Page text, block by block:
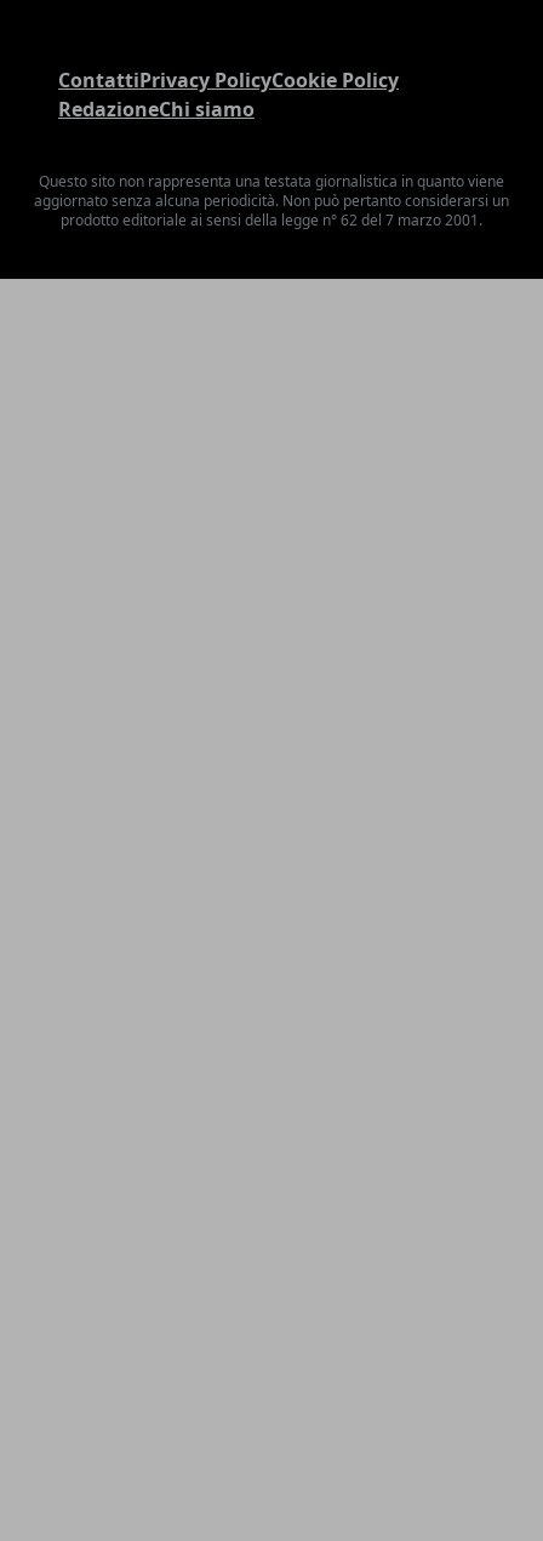
ContattiPrivacy PolicyCookie Policy
RedazioneChi siamo
Questo sito non rappresenta una testata giornalistica in quanto viene
aggiornato senza alcuna periodicità. Non può pertanto considerarsi un
prodotto editoriale ai sensi della legge n° 62 del 7 marzo 2001.